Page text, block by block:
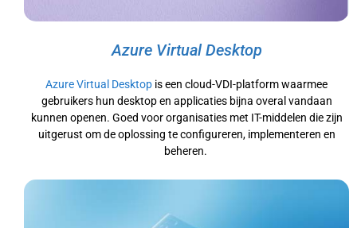
Azure Virtual Desktop
Azure Virtual Desktop is een cloud-VDI-platform waarmee
gebruikers hun desktop en applicaties bijna overal vandaan
kunnen openen. Goed voor organisaties met IT-middelen die zijn
uitgerust om de oplossing te configureren, implementeren en
beheren.